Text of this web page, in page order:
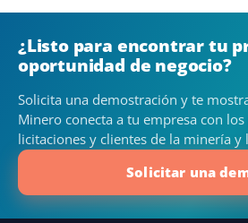
¿Listo para encontrar tu
oportunidad de negocio?
Solicita una demostración y te
Minero conecta a tu empresa con
licitaciones y clientes de la minería y
Solicitar una